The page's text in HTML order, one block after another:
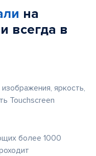
на
всегда в
яркость,
Touchscreen
более 1000